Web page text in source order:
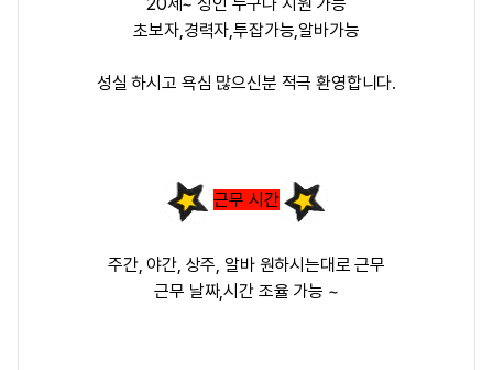
초보자,경력자,투잡가능,알바가능
성실 하시고 욕심 많으신분 적극 환영합니다.
근무 시간
주간, 야간, 상주, 알바 원하시는대로 근무
근무 날짜,시간 조율 가능 ~